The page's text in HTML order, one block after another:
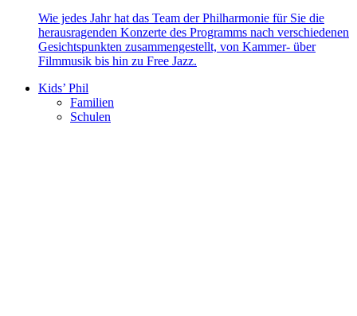
Wie jedes Jahr hat das Team der Philharmonie für Sie die
herausragenden Konzerte des Programms nach verschiedenen
Gesichtspunkten zusammengestellt, von Kammer- über
Filmmusik bis hin zu Free Jazz.
Kids’ Phil
Familien
Schulen